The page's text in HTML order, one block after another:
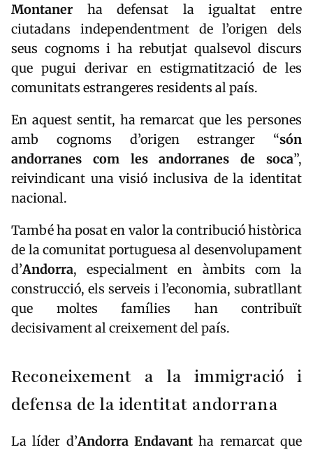
Montaner ha defensat la igualtat entre
ciutadans independentment de l’origen dels
seus cognoms i ha rebutjat qualsevol discurs
que pugui derivar en estigmatització de les
comunitats estrangeres residents al país.
En aquest sentit, ha remarcat que les persones
amb cognoms d’origen estranger “són
andorranes com les andorranes de soca”,
reivindicant una visió inclusiva de la identitat
nacional.
També ha posat en valor la contribució històrica
de la comunitat portuguesa al desenvolupament
d’Andorra, especialment en àmbits com la
construcció, els serveis i l’economia, subratllant
que moltes famílies han contribuït
decisivament al creixement del país.
Reconeixement a la immigració i
defensa de la identitat andorrana
La líder d’Andorra Endavant ha remarcat que